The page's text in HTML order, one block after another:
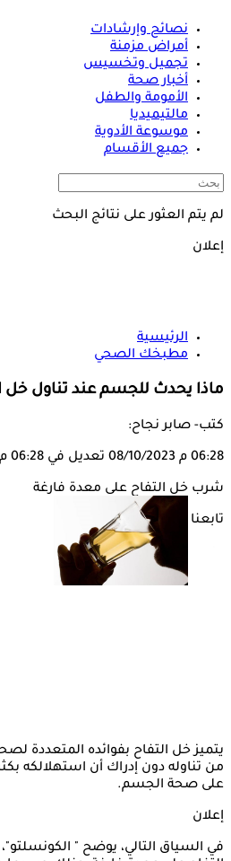
نصائح وإرشادات
أمراض مزمنة
تجميل وتخسيس
أخبار صحة
الأمومة والطفل
مالتيميديا
موسوعة الأدوية
جميع الأقسام
لم يتم العثور على نتائج البحث
إعلان
الرئيسية
مطبخك الصحي
ماذا يحدث للجسم عند تناول خل
كتب- صابر نجاح:
06:28 م 08/10/2023 تعديل في 06:28 م
شرب خل التفاح على معدة فارغة
تابعنا على
يتميز خل التفاح بفوائده المتعددة
من تناوله دون إدراك أن استهلالكه
على صحة الجسم.
إعلان
في السياق التالي، يوضح "